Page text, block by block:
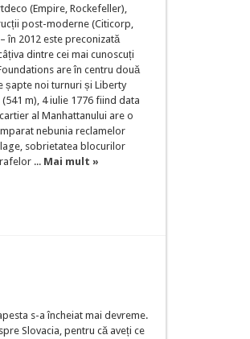
(Empire, Rockefeller),
post-moderne (Citicorp,
în 2012 este preconizată
dintre cei mai cunoscuți
are în centru două
șapte noi turnuri și Liberty
m), 4 iulie 1776 fiind data
al Manhattanului are o
nebunia reclamelor
sobrietatea blocurilor
... Mai mult »
s-a încheiat mai devreme.
Slovacia, pentru că aveți ce